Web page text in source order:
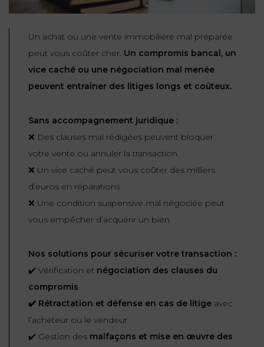
Un achat ou une vente immobilière mal préparée
peut vous coûter cher. Un compromis bancal, un
vice caché ou une négociation mal menée
peuvent entraîner des litiges longs et coûteux.
Sans accompagnement juridique :
❌ Des clauses mal rédigées peuvent bloquer
votre vente ou annuler la transaction
❌ Un vice caché peut vous coûter des milliers
d’euros en réparations
❌ Une condition suspensive mal négociée peut
vous empêcher d’acquérir un bien
Nos solutions pour sécuriser votre transaction :
✔️ Vérification et négociation des clauses du
compromis
✔️ Rétractation et défense en cas de litige avec
l’acheteur ou le vendeur
✔️ Gestion des malfaçons et mise en œuvre des